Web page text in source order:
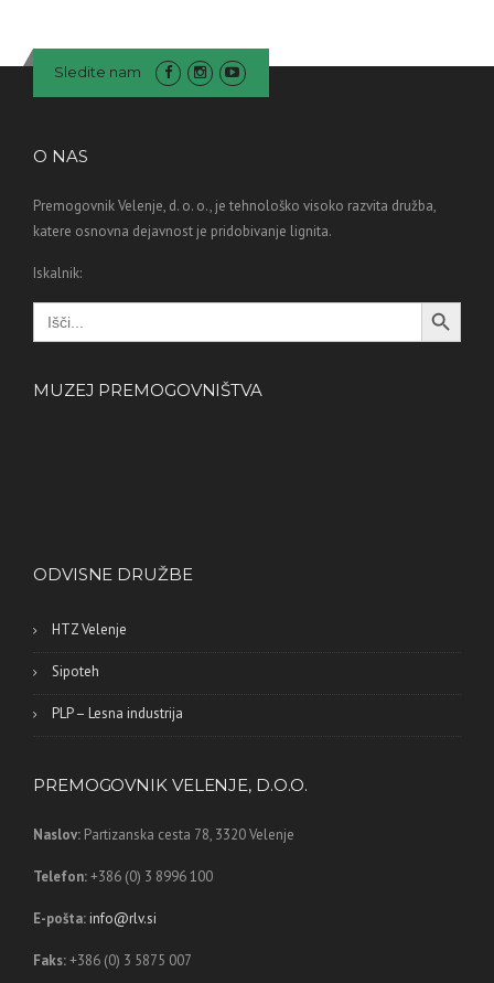
Sledite nam
O NAS
Premogovnik Velenje, d. o. o., je tehnološko visoko razvita družba,
katere osnovna dejavnost je pridobivanje lignita.
Iskalnik:
Search
for:
Search Button
MUZEJ PREMOGOVNIŠTVA
ODVISNE DRUŽBE
HTZ Velenje
Sipoteh
PLP – Lesna industrija
PREMOGOVNIK VELENJE, D.O.O.
Naslov: Partizanska cesta 78, 3320 Velenje
Telefon:+386 (0) 3 8996 100
E-pošta: info@rlv.si
Faks:+386 (0) 3 5875 007